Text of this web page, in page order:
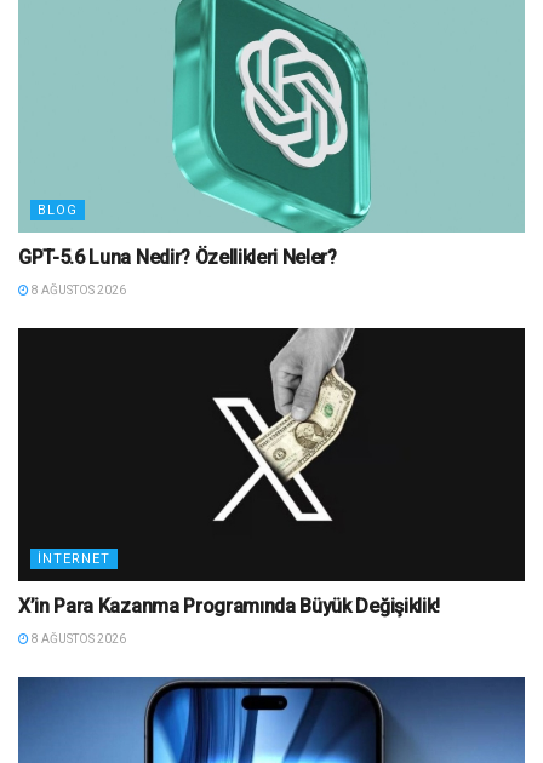
BLOG
GPT-5.6 Luna Nedir? Özellikleri Neler?
8 AĞUSTOS 2026
İNTERNET
X’in Para Kazanma Programında Büyük Değişiklik!
8 AĞUSTOS 2026